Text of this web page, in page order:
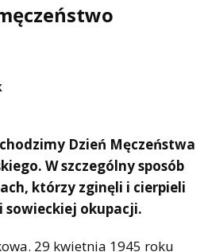
Dzień Męczeństwa
W szczególny sposób
którzy zginęli i cierpieli
sowieckiej okupacji.
29 kwietnia 1945 roku